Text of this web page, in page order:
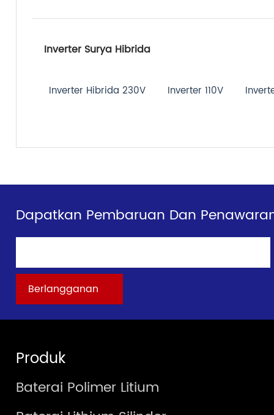
Inverter Surya Hibrida
Inverter Hibrida 230V Inverter 110V
Dapatkan Pembaruan Dan
Produk
Baterai Polimer Litium